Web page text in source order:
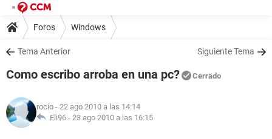
Foros Windows
Tema Anterior Siguiente Tema
Como escribo arroba en una pc? Cerrado
rocio - 22 ago 2010 a las 14:14
Eli96 - 23 ago 2010 a las 16:15